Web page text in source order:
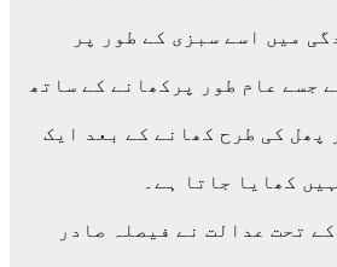
میں اسے سبزی کے طور پر
جسے عام طور پرکھانے کے ساتھ
پھل کی طرح کھانے کے بعد ایک
کھایا جاتا ہے۔
تحت عدالت نے فیصلہ صادر